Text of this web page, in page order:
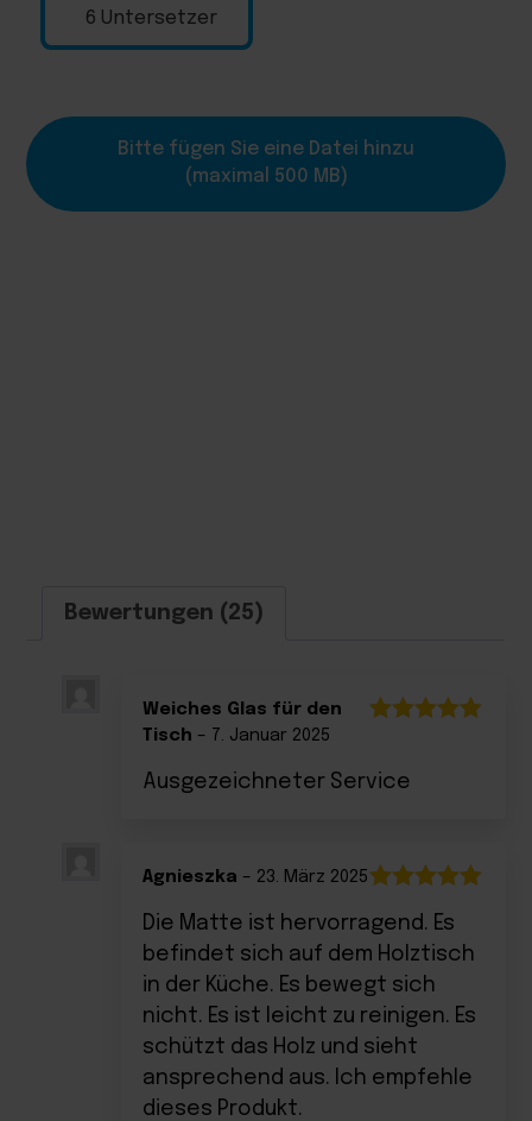
6 Untersetzer
Bitte fügen Sie eine Datei hinzu
(maximal 500 MB)
Bewertungen (25)
Weiches Glas für den
Tisch – 7. Januar 2025
Ausgezeichneter Service
mit5 von 5
Agnieszka – 23. März 2025
Die Matte ist hervorragend. Es
befindet sich auf dem Holztisch
in der Küche. Es bewegt sich
nicht. Es ist leicht zu reinigen. Es
schützt das Holz und sieht
ansprechend aus. Ich empfehle
dieses Produkt.